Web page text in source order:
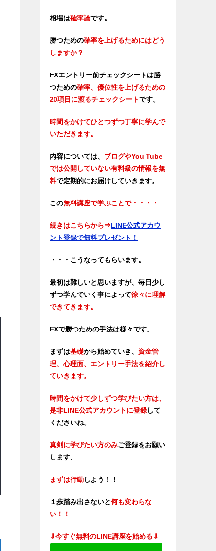
相場は確率論です。
勝つための確率を上げるためにはどう
しますか？
FXエントリー前チェックシートは勝
つための確率、優位性を上げるための
20項目に渡るチェックシートです。
時間をかけてひとつずつ丁寧に学んで
いただきます。
内容については、 ブログやYou Tube
では公開していない有料級の情報を無
料で定期的にお届けしていきます。
この無料講座で学ぶことで・・・・
続きはこちらから⇒LINE公式アカウ
ント登録で無料プレゼント！
・・・こうなってもらいます。
最初は難しいと思いますが、毎日少し
ずつ学んでいく事によって徐々に理解
できてきます。
FXで勝つための手法は様々です。
まずは基礎から始めていき、 資金管
理、心理面、エントリー手法を紹介し
ていきます。
時間をかけて少しずつ学びたい方は、
是非LINE公式アカウントに登録して
くださいね。
真剣に学びたい方のみご登録をお願い
します。
まずは行動しよう！！
１歩踏み出さないと何も変わらな
い！！
⇓今すぐ無料のLINE講座を始める⇓